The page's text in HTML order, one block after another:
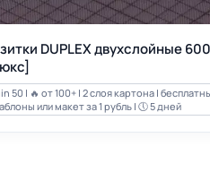
DUPLEX двухслойные
50 | 🔥 от 100+ | 2 слоя картона |
или макет за 1 рубль | 🕔 5 дней